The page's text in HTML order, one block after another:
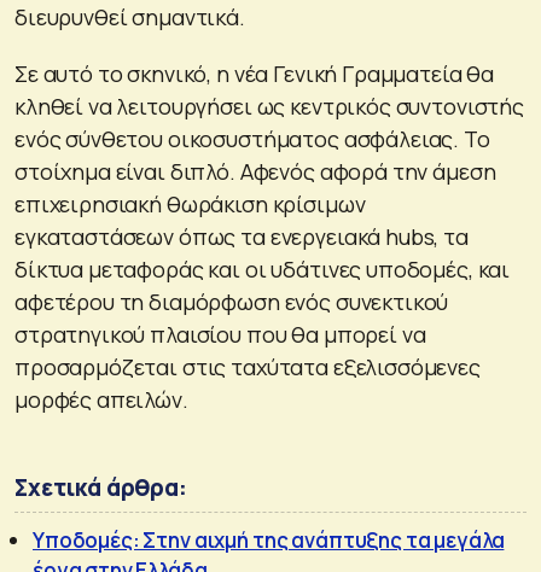
διευρυνθεί σημαντικά.
Σε αυτό το σκηνικό, η νέα Γενική Γραμματεία θα
κληθεί να λειτουργήσει ως κεντρικός συντονιστής
ενός σύνθετου οικοσυστήματος ασφάλειας. Το
στοίχημα είναι διπλό. Αφενός αφορά την άμεση
επιχειρησιακή θωράκιση κρίσιμων
εγκαταστάσεων όπως τα ενεργειακά hubs, τα
δίκτυα μεταφοράς και οι υδάτινες υποδομές, και
αφετέρου τη διαμόρφωση ενός συνεκτικού
στρατηγικού πλαισίου που θα μπορεί να
προσαρμόζεται στις ταχύτατα εξελισσόμενες
μορφές απειλών.
Σχετικά άρθρα:
Υποδομές: Στην αιχμή της ανάπτυξης τα μεγάλα